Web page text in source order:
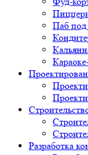
Паб
Разработка